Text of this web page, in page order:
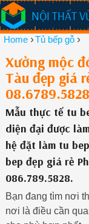
NỘI THẤT
Home ›Tủ bếp gỗ ›
Xưởng mộc
Tàu đẹp giá
08.6789.5828
Mẫu thực tế tu
diện đại được
hệ đặt làm tu
bep đẹp giá rẻ
086.789.5828.
Bạn đang tìm nơi
nơi là điều cần